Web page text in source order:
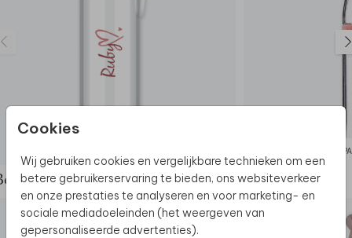
Cookies
Wij gebruiken cookies en vergelijkbare technieken om een
betere gebruikerservaring te bieden, ons websiteverkeer
en onze prestaties te analyseren en voor marketing- en
sociale mediadoeleinden (het weergeven van
gepersonaliseerde advertenties).
de complete set